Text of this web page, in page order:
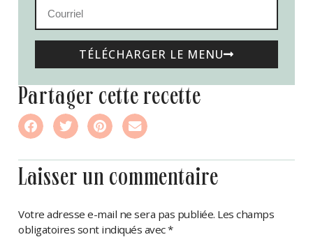
TÉLÉCHARGER LE MENU
partager cette recette
laisser un commentaire
Votre adresse e-mail ne sera pas publiée. Les champs
obligatoires sont indiqués avec*